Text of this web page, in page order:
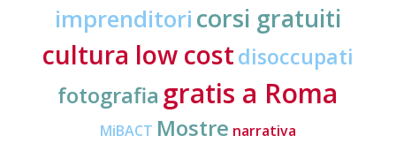
imprenditori corsi gratuiti
cultura low costdisoccupati
fotografia gratis a Roma
MiBACT Mostre narrativa